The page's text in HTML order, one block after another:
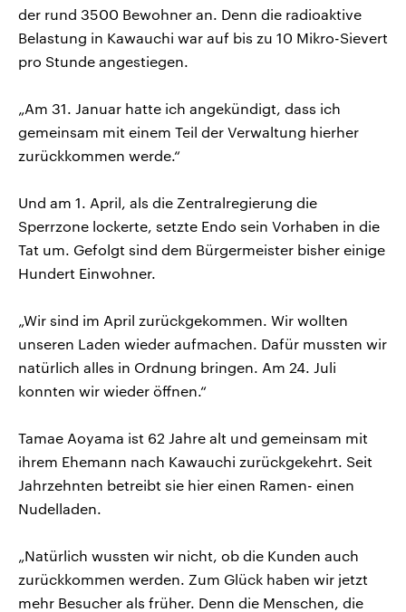
der rund 3500 Bewohner an. Denn die radioaktive
Belastung in Kawauchi war auf bis zu 10 Mikro-Sievert
pro Stunde angestiegen.
„Am 31. Januar hatte ich angekündigt, dass ich
gemeinsam mit einem Teil der Verwaltung hierher
zurückkommen werde.“
Und am 1. April, als die Zentralregierung die
Sperrzone lockerte, setzte Endo sein Vorhaben in die
Tat um. Gefolgt sind dem Bürgermeister bisher einige
Hundert Einwohner.
„Wir sind im April zurückgekommen. Wir wollten
unseren Laden wieder aufmachen. Dafür mussten wir
natürlich alles in Ordnung bringen. Am 24. Juli
konnten wir wieder öffnen.“
Tamae Aoyama ist 62 Jahre alt und gemeinsam mit
ihrem Ehemann nach Kawauchi zurückgekehrt. Seit
Jahrzehnten betreibt sie hier einen Ramen- einen
Nudelladen.
„Natürlich wussten wir nicht, ob die Kunden auch
zurückkommen werden. Zum Glück haben wir jetzt
mehr Besucher als früher. Denn die Menschen, die